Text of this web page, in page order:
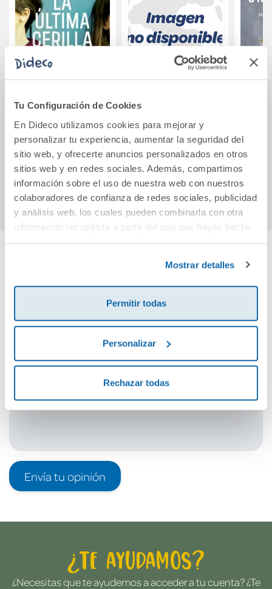
Tu Configuración de Cookies
En Dideco utilizamos cookies para mejorar y
personalizar tu experiencia, aumentar la seguridad del
sitio web, y ofrecerte anuncios personalizados en otros
sitios web y en redes sociales. Además, compartimos
información sobre el uso de nuestra web con nuestros
colaboradores de confianza de redes sociales, publicidad
y análisis web, los cuales pueden combinarla con otra
información recopilada a partir del uso que hayas hecho
Mostrar detalles
Permitir todas
Personalizar
Rechazar todas
TRES PECES
ROJOS
10,95€
Comprar
Team Up! 3 Pupil s
Book Print & Digital
Interactive Pupil s
Book -Online
Practic
39,48€
Comprar
Cuéntanos tu opinión
¡Sé el primero en valorar este producto!
Debes iniciar sesión para poder valorarlo
Envía tu opinión
¿Te ayudamos?
¿Necesitas que te ayudemos a acceder a tu cuenta? ¿Te